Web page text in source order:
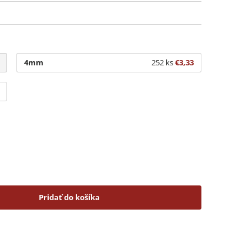
4mm 252 ks€3,33
Pridať do košíka